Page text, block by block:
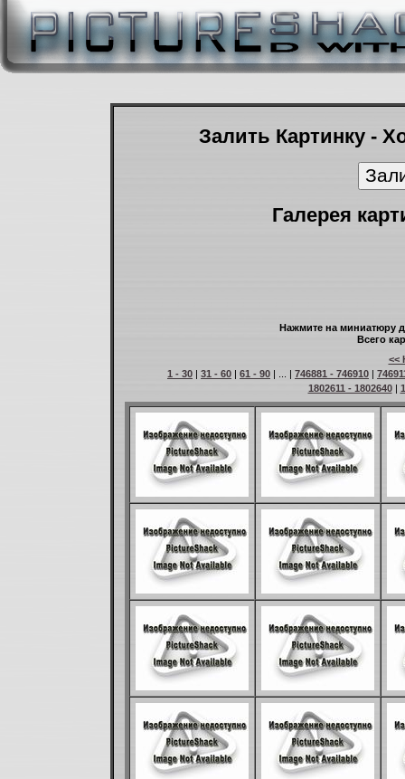
Залить Картинку -
Галерея
Нажмите на миниатюру
Всего
<<
1 - 30 | 31 - 60 | 61 - 90 | ... | 746881 - 746910 |
1802611 - 1802640|